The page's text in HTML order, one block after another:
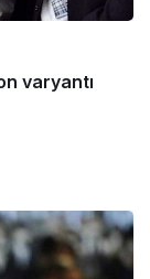
varyantı